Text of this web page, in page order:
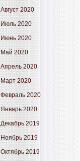
Август 2020
Июль 2020
Июнь 2020
Май 2020
Апрель 2020
Март 2020
Февраль 2020
Январь 2020
Декабрь 2019
Ноябрь 2019
Октябрь 2019